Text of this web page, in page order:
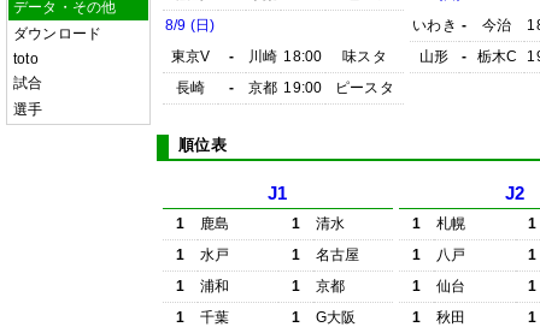
データ・その他
ダウンロード
toto
試合
選手
8/9 (日)
東京V
- 川崎 18:00
味スタ
長崎
- 京都 19:00 ピースタ
いわき - 今治
山形
- 栃木C
順位表
J1
1 鹿島 1
清水
1
水戸 1
名古屋
1
浦和 1
京都
1
千葉 1
G大阪
J2
1 札幌
1
1
八戸
1
1
仙台
1
1
秋田
1